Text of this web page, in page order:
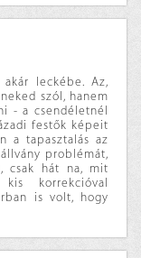
leckébe. Az,
szól, hanem
- a csendéletnél
festők képeit
a tapasztalás az
problémát,
csak hát na, mit
korrekcióval
is volt, hogy